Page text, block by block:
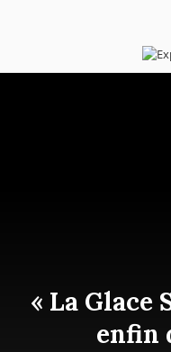
« La Glace
enfin